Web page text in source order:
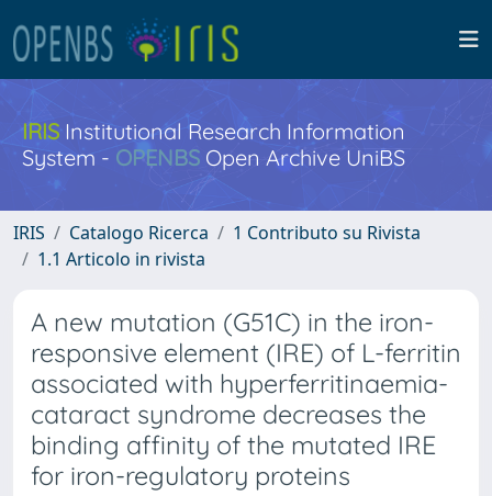
IRISInstitutional Research Information
System - OPENBS Open Archive UniBS
IRIS Catalogo Ricerca
1 Contributo su Rivista
1.1 Articolo in rivista
A new mutation (G51C) in the iron-
responsive element (IRE) of L-ferritin
associated with hyperferritinaemia-
cataract syndrome decreases the
binding affinity of the mutated IRE
for iron-regulatory proteins